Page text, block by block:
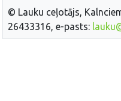
© Lauku ceļotājs,
26433316, e-pasts: